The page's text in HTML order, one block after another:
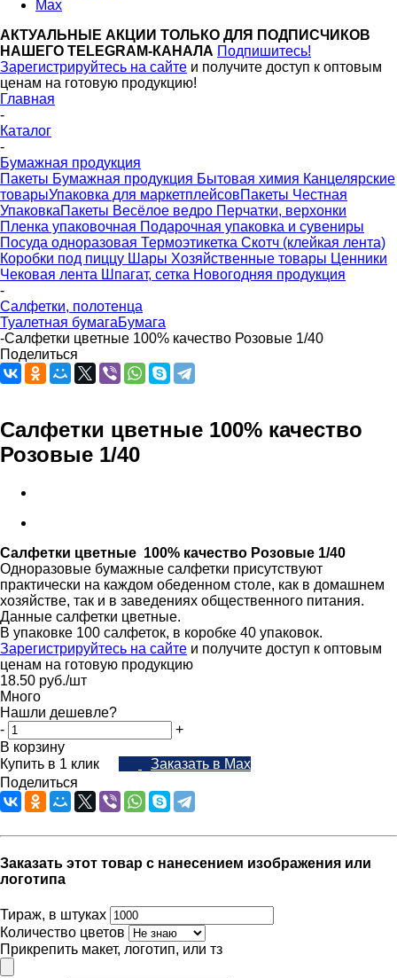
Max
АКТУАЛЬНЫЕ АКЦИИ ТОЛЬКО ДЛЯ ПОДПИСЧИКОВ
НАШЕГО TELEGRAM-КАНАЛА Подпишитесь!
Зарегистрируйтесь на сайте и получите доступ к оптовым
ценам на готовую продукцию!
Главная
-
Каталог
-
Бумажная продукция
Пакеты Бумажная продукция Бытовая химия Канцелярские
товарыУпаковка для маркетплейсовПакеты Честная
УпаковкаПакеты Весёлое ведро Перчатки, верхонки
Пленка упаковочная Подарочная упаковка и сувениры
Посуда одноразовая Термоэтикетка Скотч (клейкая лента)
Коробки под пиццу Шары Хозяйственные товары Ценники
Чековая лента Шпагат, сетка Новогодняя продукция
-
Салфетки, полотенца
Туалетная бумагаБумага
-Салфетки цветные 100% качество Розовые 1/40
Поделиться
Салфетки цветные 100% качество
Розовые 1/40
Салфетки цветные 100% качество Розовые 1/40
Одноразовые бумажные салфетки присутствуют
практически на каждом обеденном столе, как в домашнем
хозяйстве, так и в заведениях общественного питания.
Данные салфетки цветные.
В упаковке 100 салфеток, в коробке 40 упаковок.
Зарегистрируйтесь на сайте и получите доступ к оптовым
ценам на готовую продукцию
18.50 руб./шт
Много
Нашли дешевле?
-
+
В корзину
Купить в 1 клик
Заказать в Max
Поделиться
Заказать этот товар с нанесением изображения или
логотипа
Тираж, в штуках
Количество цветов
Прикрепить макет, логотип, или тз